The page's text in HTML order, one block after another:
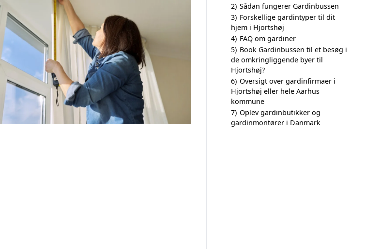
2) Sådan fungerer Gardinbussen
3) Forskellige gardintyper til dit
hjem i Hjortshøj
4) FAQ om gardiner
5) Book Gardinbussen til et besøg i
de omkringliggende byer til
Hjortshøj?
6) Oversigt over gardinfirmaer i
Hjortshøj eller hele Aarhus
kommune
7) Oplev gardinbutikker og
gardinmontører i Danmark